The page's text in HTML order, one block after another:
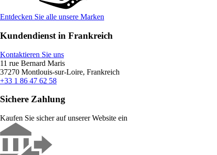
Entdecken Sie alle unsere Marken
Kundendienst in Frankreich
Kontaktieren Sie uns
11 rue Bernard Maris
37270 Montlouis-sur-Loire, Frankreich
+33 1 86 47 62 58
Sichere Zahlung
Kaufen Sie sicher auf unserer Website ein